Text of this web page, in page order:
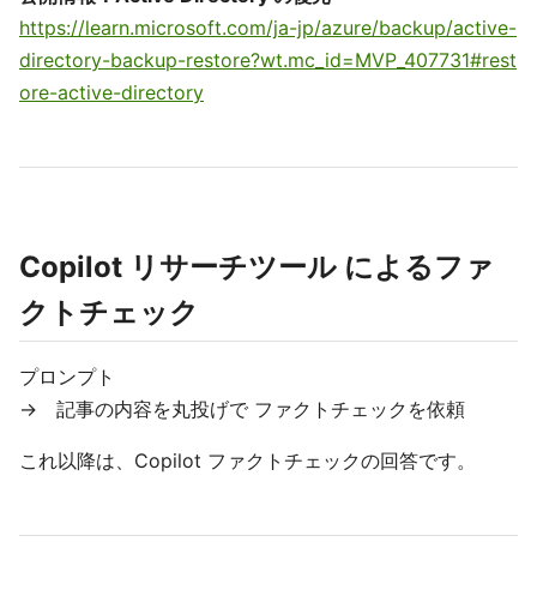
https://learn.microsoft.com/ja-jp/azure/backup/active-
directory-backup-restore?wt.mc_id=MVP_407731#rest
ore-active-directory
Copilot リサーチツール によるファ
クトチェック
プロンプト
→ 記事の内容を丸投げで ファクトチェックを依頼
これ以降は、Copilot ファクトチェックの回答です。